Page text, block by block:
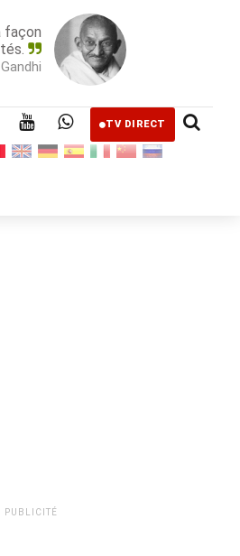
façon
Gandhi
TV DIRECT
PUBLICITÉ